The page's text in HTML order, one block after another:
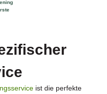
ist die perfekte